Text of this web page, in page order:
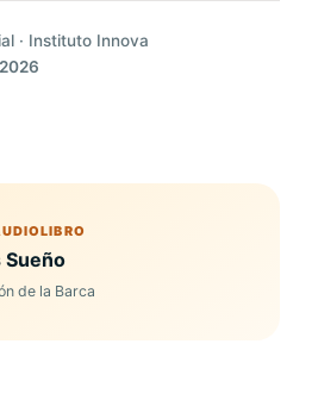
· Instituto Innova
Sueño
de la Barca